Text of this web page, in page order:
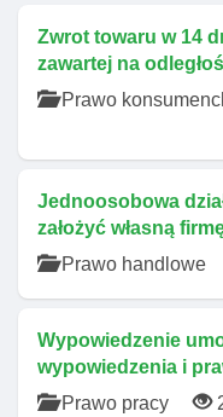
Zwrot towaru w 14
zawartej na
Prawo
Jednoosobowa
założyć własną
Prawo handlowe
Wypowiedzenie
wypowiedzenia i
Prawo pracy